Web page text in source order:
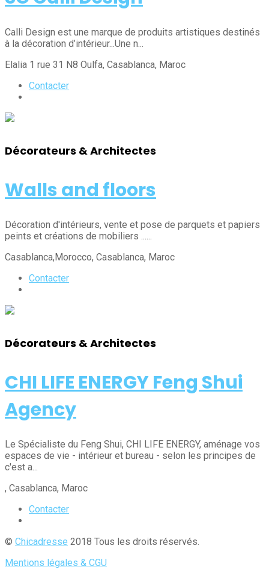
Calli Design est une marque de produits artistiques destinés
à la décoration d’intérieur...Une n...
Elalia 1 rue 31 N8 Oulfa, Casablanca, Maroc
Contacter
Décorateurs & Architectes
Walls and floors
Décoration d'intérieurs, vente et pose de parquets et papiers
peints et créations de mobiliers ......
Casablanca,Morocco, Casablanca, Maroc
Contacter
Décorateurs & Architectes
CHI LIFE ENERGY Feng Shui
Agency
Le Spécialiste du Feng Shui, CHI LIFE ENERGY, aménage vos
espaces de vie - intérieur et bureau - selon les principes de
c'est a...
, Casablanca, Maroc
Contacter
© Chicadresse 2018 Tous les droits réservés.
Mentions légales & CGU